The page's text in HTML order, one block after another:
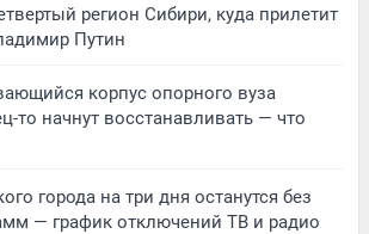
регион Сибири, куда прилетит
Путин
корпус опорного вуза
то начнут восстанавливать — что
города на три дня останутся без
— график отключений ТВ и радио